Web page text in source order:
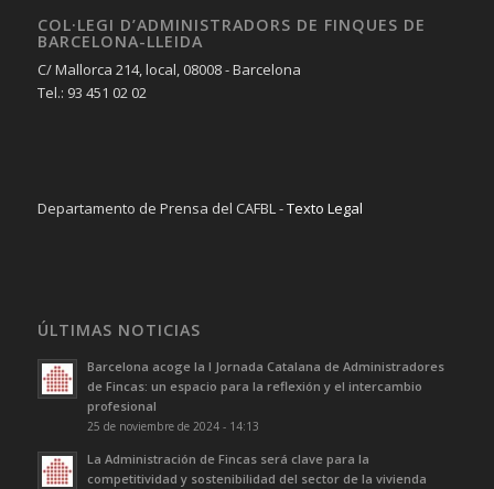
COL·LEGI D’ADMINISTRADORS DE FINQUES DE
BARCELONA-LLEIDA
C/ Mallorca 214, local, 08008 - Barcelona
Tel.: 93 451 02 02
Departamento de Prensa del CAFBL -Texto Legal
ÚLTIMAS NOTICIAS
Barcelona acoge la I Jornada Catalana de Administradores
de Fincas: un espacio para la reflexión y el intercambio
profesional
25 de noviembre de 2024 - 14:13
La Administración de Fincas será clave para la
competitividad y sostenibilidad del sector de la vivienda